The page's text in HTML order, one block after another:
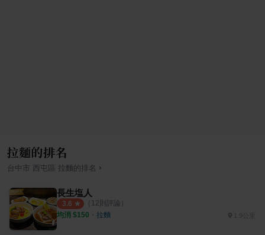
拉麵的排名
台中市 西屯區 拉麵的排名 ›
長生塩人
3.6 （ 12則評論）
均消 $150 ・ 拉麵